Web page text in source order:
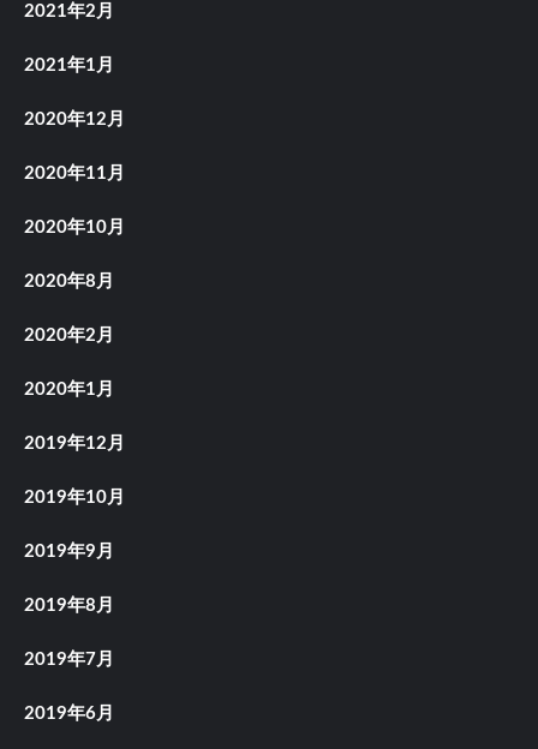
2021年2月
2021年1月
2020年12月
2020年11月
2020年10月
2020年8月
2020年2月
2020年1月
2019年12月
2019年10月
2019年9月
2019年8月
2019年7月
2019年6月